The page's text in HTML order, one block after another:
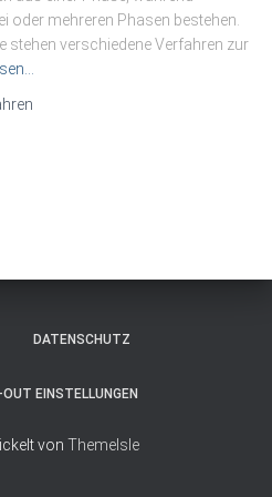
oder mehreren Phasen bestehen.
stehen verschiedene Verfahren zur
DATENSCHUTZ
EINSTELLUNGEN
von ThemeIsle